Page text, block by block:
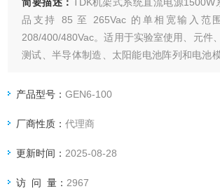
品支持 85 至 265Vac 的单相宽输入范
208/400/480Vac。适用于实验室使用、元件
测试、半导体制造、太阳能电池阵列和电池
产品型号：GEN6-100
厂商性质：代理商
更新时间： 2025-08-28
访 问 量： 2967